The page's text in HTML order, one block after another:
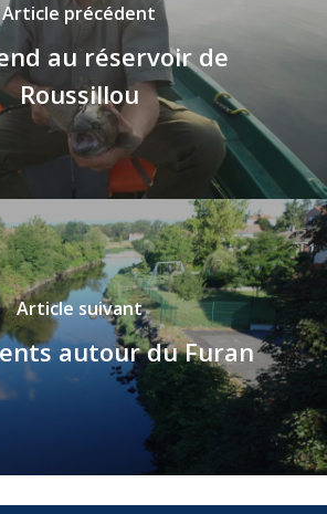
Article précédent
au réservoir de
Roussillou
Article suivant
autour du Furan